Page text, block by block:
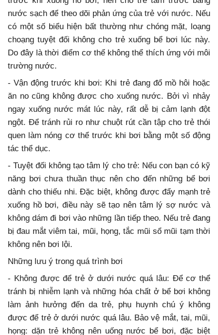
nước sạch để theo dõi phản ứng của trẻ với nước. Nếu
có một số biểu hiện bất thường như chóng mặt, loạng
choạng tuyệt đối không cho trẻ xuống bể bơi lúc này.
Do đây là thời điểm cơ thể không thể thích ứng với môi
trường nước.
- Vận động trước khi bơi: Khi trẻ đang đổ mồ hôi hoặc
ăn no cũng không được cho xuống nước. Bởi vì nhảy
ngay xuống nước mát lúc này, rất dễ bị cảm lạnh đột
ngột. Để tránh rủi ro như chuột rút cần tập cho trẻ thói
quen làm nóng cơ thể trước khi bơi bằng một số động
tác thể dục.
- Tuyệt đối không tạo tâm lý cho trẻ: Nếu con bạn có kỹ
năng bơi chưa thuần thục nên cho đến những bể bơi
dành cho thiếu nhi. Đặc biệt, không được đẩy mạnh trẻ
xuống hồ bơi, điều này sẽ tạo nên tâm lý sợ nước và
không dám đi bơi vào những lần tiếp theo. Nếu trẻ đang
bị đau mắt viêm tai, mũi, họng, tắc mũi sổ mũi tạm thời
không nên bơi lội.
Những lưu ý trong quá trình bơi
- Không được để trẻ ở dưới nước quá lâu: Để cơ thể
tránh bị nhiễm lạnh và những hóa chất ở bể bơi không
làm ảnh hưởng đến da trẻ, phụ huynh chú ý không
được để trẻ ở dưới nước quá lâu. Bảo vệ mắt, tai, mũi,
họng: dặn trẻ không nên uống nước bể bơi, đặc biệt